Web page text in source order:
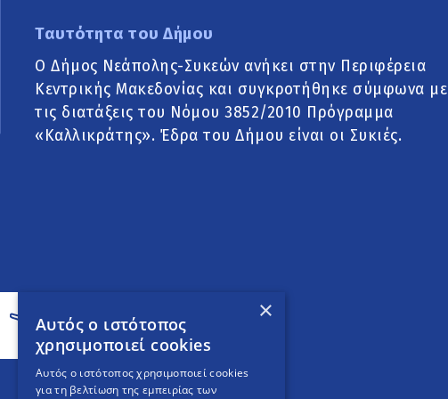
Ταυτότητα του Δήμου
Ο Δήμος Νεάπολης-Συκεών ανήκει στην Περιφέρεια
Κεντρικής Μακεδονίας και συγκροτήθηκε σύμφωνα με
τις διατάξεις του Νόμου 3852/2010 Πρόγραμμα
«Καλλικράτης». Έδρα του Δήμου είναι οι Συκιές.
×
Αυτός ο ιστότοπος
χρησιμοποιεί cookies
Αυτός ο ιστότοπος χρησιμοποιεί cookies
για τη βελτίωση της εμπειρίας των